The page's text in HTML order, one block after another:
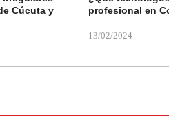
Cúcuta y
profesional en
13/02/2024